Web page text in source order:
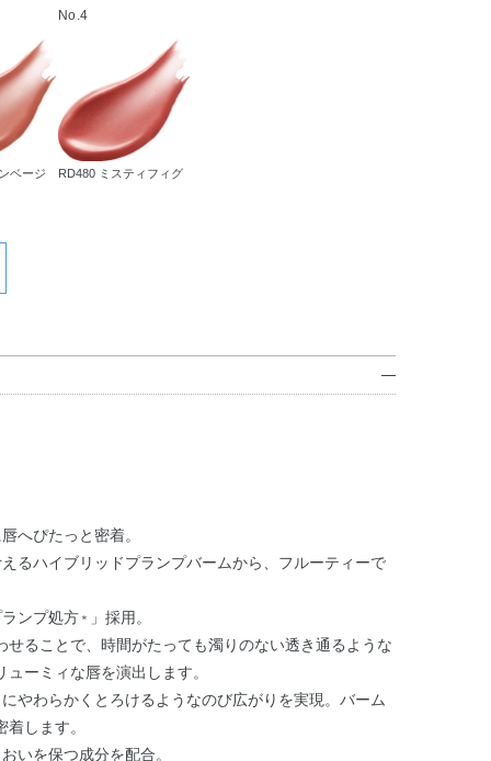
ベージ
No.4
RD480 ミスティフィグ
へぴたっと密着。
るハイブリッドプランプバームから、フルーティーで
ンプ処方 ＊
」採用。
ることで、時間がたっても濁りのない透き通るような
ーミィな唇を演出します。
やわらかくとろけるようなのび広がりを実現。バーム
します。
いを保つ成分を配合。